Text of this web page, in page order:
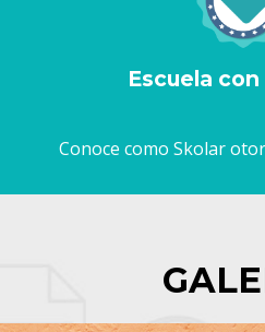
Escuela
Conoce como Skolar